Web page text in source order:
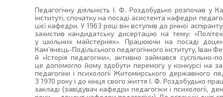
Педагогічну діяльність І. Ф. Роздобудько розпочав у
інституті, спочатку на посаді асистента кафедри
цієї кафедри. У 1963 році він вступив до річної
захистив кандидатську дисертацію на тему:
у шкільних майстернях». Працюючи на посаді
Кам’янець-Подільського педагогічного інституту, Іван
й «Історія педагогіки», активно займався
це допомогло йому здобути перемогу у конкурсі на
педагогіки і психології Житомирського державного
З 1970 року і до кінця свого життя І. Ф. Роздобудько
закладі (завідувач кафедри педагогіки і психології,